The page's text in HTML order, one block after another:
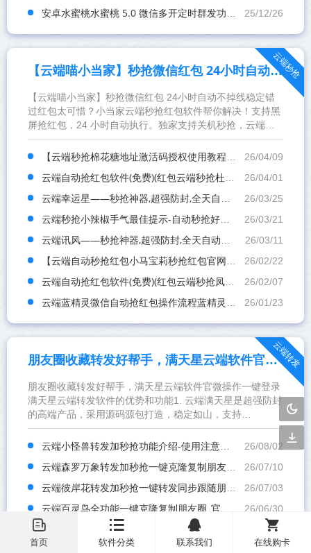
25/12/26
安卓水蜜桃水蜜桃 5.0 微信多开定时群发功能详解
云端秒抢
【云端喵小当家】秒抢微信红包 24小时自动不掉线稳定
【云端喵小当家】秒抢微信红包 24小时自动不掉线稳定错
过红包太可惜？小当家云端秒抢红包软件帮你解决！支持黑
屏抢红包，24 小时自动执行。独家支持关机秒抢，云端协
议加持，关机也能抢。可设置延迟抢，文件传输助手操作，
简单...
26/04/09
【云端秒抢棉花糖地址激活码授权使用教程】可设置指定群不抢-过滤关键词
26/04/01
云端自动抢红包软件(免费)(红包云端秒抢杜卡迪 )
26/03/25
云端幸运星——秒抢神器,超强防封,全天自动秒抢群红包
26/03/21
云端秒抢小辣椒手气最佳提示-自动秒抢好友红包-抢群聊红包-接收转账-抢包后自动@发包人
26/03/11
云端讯风——秒抢神器,超强防封,全天自动秒抢群红包
26/02/22
【云端自动秒抢红包小马宝莉秒抢红包官网】自动秒抢个人红包
26/02/07
云端自动抢红包软件(免费)(红包云端秒抢凤凰 )
26/01/23
云端蓝精灵微信自动抢红包操作流程蓝精灵激活码续费云端秒抢辅助工具
云端转发
朋友圈收藏转发好帮手，满天星云端软件官微操作一键登录
朋友圈收藏转发好帮手，满天星云端软件官微操作一键登录
满天星云端转发软件的优势和功能1. 云端满天星是超强防封
的高端产品，采用源码源包打造，稳定如山，支持
Windows、鸿蒙电脑及安卓苹果手机通用。搭载超强防封协
议，软...
26/08/02
云端小怪兽转发加秒抢功能介绍-使用注意事项
26/07/10
云端森罗万象转发加秒抢一键克隆复制朋友圈_官方微信一键转发
26/07/03
云端彼岸花转发加秒抢一键转发同步跟随朋友圈软件_官方微信一键转发
26/06/30
云端百灵鸟全功能一键克隆复制朋友圈_官方微信一键转发
26/06/28
云端哪吒云微信同步跟随转发软件_官方微信一键转发
26/06/26
云端小怪兽功能介绍-使用注意事项
󦤹
首页
󦏉
软件分类
󦗙
联系我们
󦐹
在线购卡